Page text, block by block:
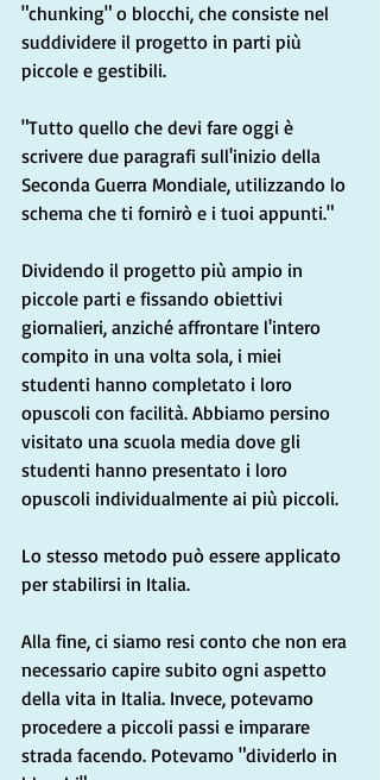
"chunking" o blocchi, che consiste nel
suddividere il progetto in parti più
piccole e gestibili.
"Tutto quello che devi fare oggi è
scrivere due paragrafi sull'inizio della
Seconda Guerra Mondiale, utilizzando lo
schema che ti fornirò e i tuoi appunti."
Dividendo il progetto più ampio in
piccole parti e fissando obiettivi
giornalieri, anziché affrontare l'intero
compito in una volta sola, i miei
studenti hanno completato i loro
opuscoli con facilità. Abbiamo persino
visitato una scuola media dove gli
studenti hanno presentato i loro
opuscoli individualmente ai più piccoli.
Lo stesso metodo può essere applicato
per stabilirsi in Italia.
Alla fine, ci siamo resi conto che non era
necessario capire subito ogni aspetto
della vita in Italia. Invece, potevamo
procedere a piccoli passi e imparare
strada facendo. Potevamo "dividerlo in